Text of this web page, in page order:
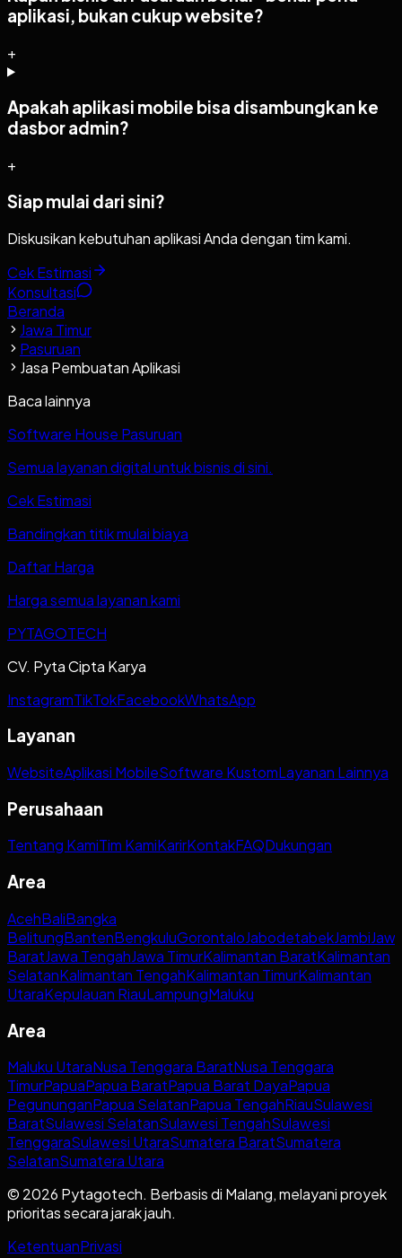
aplikasi, bukan cukup website?
+
Apakah aplikasi mobile bisa disambungkan ke
dasbor admin?
+
Siap mulai dari sini?
Diskusikan kebutuhan aplikasi Anda dengan tim kami.
Cek Estimasi
Konsultasi
Beranda
Jawa Timur
Pasuruan
Jasa Pembuatan Aplikasi
Baca lainnya
Software House Pasuruan
Semua layanan digital untuk bisnis di sini.
Cek Estimasi
Bandingkan titik mulai biaya
Daftar Harga
Harga semua layanan kami
PYTAGOTECH
CV. Pyta Cipta Karya
InstagramTikTokFacebookWhatsApp
Layanan
WebsiteAplikasi MobileSoftware KustomLayanan Lainnya
Perusahaan
Tentang KamiTim KamiKarirKontakFAQDukungan
Area
AcehBaliBangka
BelitungBantenBengkuluGorontaloJabodetabekJambi
BaratJawa TengahJawa TimurKalimantan BaratKalimantan
SelatanKalimantan TengahKalimantan TimurKalimantan
UtaraKepulauan RiauLampungMaluku
Area
Maluku UtaraNusa Tenggara BaratNusa Tenggara
TimurPapuaPapua BaratPapua Barat DayaPapua
PegununganPapua SelatanPapua TengahRiauSulawesi
BaratSulawesi SelatanSulawesi TengahSulawesi
TenggaraSulawesi UtaraSumatera BaratSumatera
SelatanSumatera Utara
© 2026 Pytagotech. Berbasis di Malang, melayani proyek
prioritas secara jarak jauh.
KetentuanPrivasi